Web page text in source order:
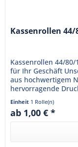
Kassenrollen 44/
Kassenrollen 44/
für Ihr Geschäft
aus hochwertigem
hervorragende
einem...
Einheit 1 Rolle(n)
ab 1,00 € *